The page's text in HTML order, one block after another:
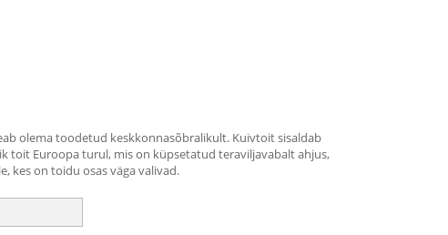
olema toodetud keskkonnasõbralikult. Kuivtoit sisaldab
toit Euroopa turul, mis on küpsetatud teraviljavabalt ahjus,
kes on toidu osas väga valivad.